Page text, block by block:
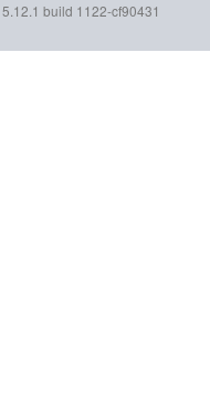
5.12.1 build 1122-cf90431